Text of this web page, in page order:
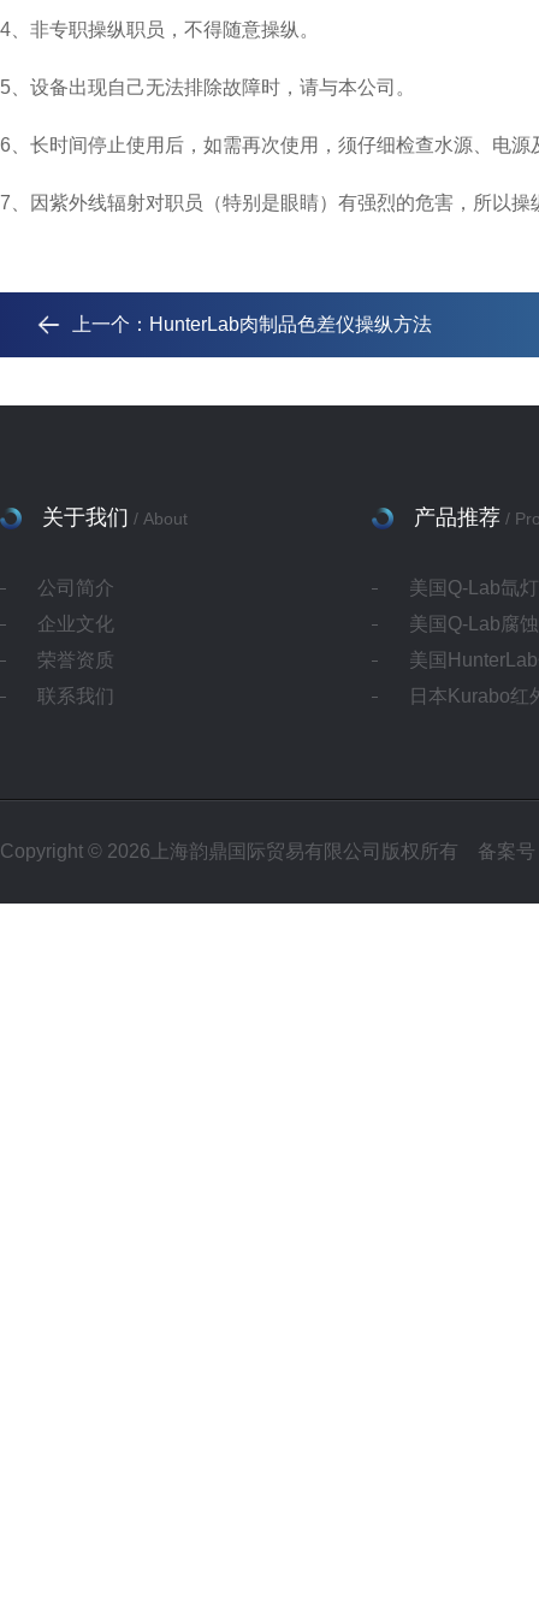
4、非专职操纵职员，不得随意操纵。
5、设备出现自己无法排除故障时，请与本公司。
6、长时间停止使用后，如需再次使用，须仔细检查水源、电
7、因紫外线辐射对职员（特别是眼睛）有强烈的危害，所以
上一个： HunterLab肉制品色差仪操纵方法
关于我们 / About
公司简介
企业文化
荣誉资质
联系我们
产品推荐 /
美国Q-Lab氙
美国Q-Lab腐
美国
日本Kurabo红
Copyright © 2026上海韵鼎国际贸易有限公司版权所有 备案